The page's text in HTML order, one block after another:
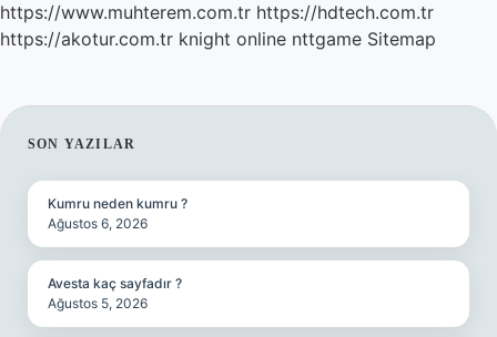
https://www.muhterem.com.tr https://hdtech.com.tr
https://akotur.com.tr knight online nttgame Sitemap
SIDEBAR
SON YAZILAR
Kumru neden kumru ?
Ağustos 6, 2026
Avesta kaç sayfadır ?
Ağustos 5, 2026